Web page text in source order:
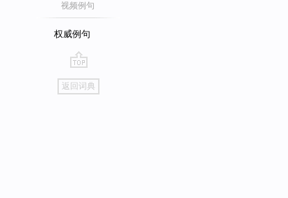
视频例句
权威例句
go
top
返回词典